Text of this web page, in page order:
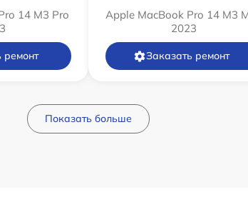
14 M3 Pro
ремонт
Apple MacBook Pro 14 M3
2023
Заказать ремонт
Показать больше